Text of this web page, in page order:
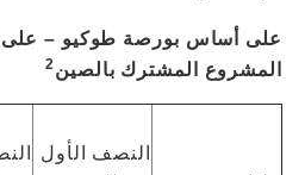
على أساس بورصة طوكيو –
المشروع المشترك بالصين2
النصف الأول